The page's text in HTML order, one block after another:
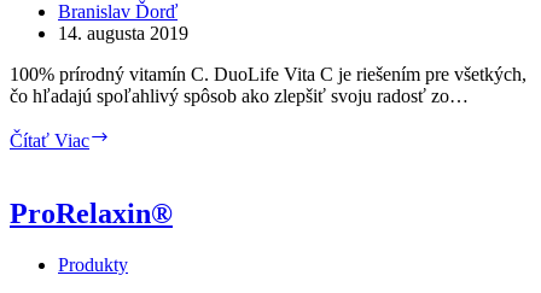
Branislav Ďorď
14. augusta 2019
100% prírodný vitamín C. DuoLife Vita C je riešením pre všetkých,
čo hľadajú spoľahlivý spôsob ako zlepšiť svoju radosť zo…
Čítať Viac
ProRelaxin®
Produkty